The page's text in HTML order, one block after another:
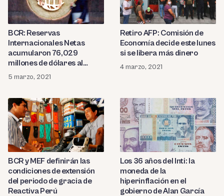
BCR: Reservas
Internacionales Netas
acumularon 76,029
millones de dólares al
cierre de febrero
5 marzo, 2021
Retiro AFP: Comisión de
Economía decide este lunes
si se libera más dinero
4 marzo, 2021
BCR y MEF definirán las
condiciones de extensión
del periodo de gracia de
Reactiva Perú
Los 36 años del Inti: la
moneda de la
hiperinflación en el
gobierno de Alan García